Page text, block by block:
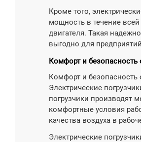
Кроме того,
мощность в течение
двигателя. Такая
выгодно для
Комфорт и безопасность
Комфорт и безопасность
Электрические
погрузчики производят
комфортные условия
качества воздуха в
Электрические